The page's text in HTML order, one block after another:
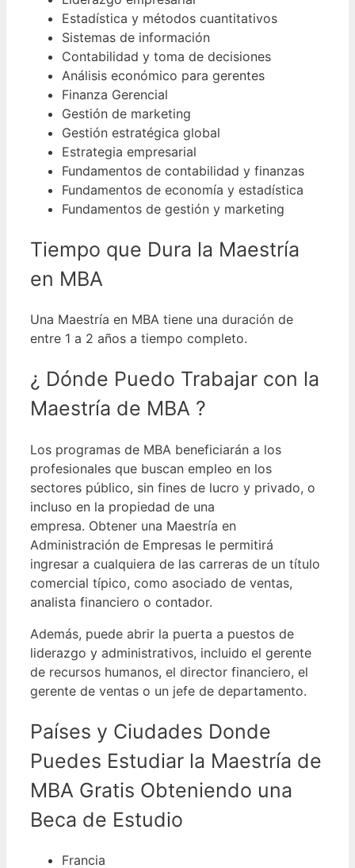
Estadística y métodos cuantitativos
Sistemas de información
Contabilidad y toma de decisiones
Análisis económico para gerentes
Finanza Gerencial
Gestión de marketing
Gestión estratégica global
Estrategia empresarial
Fundamentos de contabilidad y finanzas
Fundamentos de economía y estadística
Fundamentos de gestión y marketing
Tiempo que Dura la Maestría
en MBA
Una Maestría en MBA tiene una duración de
entre 1 a 2 años a tiempo completo.
¿ Dónde Puedo Trabajar con la
Maestría de MBA ?
Los programas de MBA beneficiarán a los
profesionales que buscan empleo en los
sectores público, sin fines de lucro y privado, o
incluso en la propiedad de una
empresa. Obtener una Maestría en
Administración de Empresas le permitirá
ingresar a cualquiera de las carreras de un título
comercial típico, como asociado de ventas,
analista financiero o contador.
Además, puede abrir la puerta a puestos de
liderazgo y administrativos, incluido el gerente
de recursos humanos, el director financiero, el
gerente de ventas o un jefe de departamento.
Países y Ciudades Donde
Puedes Estudiar la Maestría de
MBA Gratis Obteniendo una
Beca de Estudio
Francia